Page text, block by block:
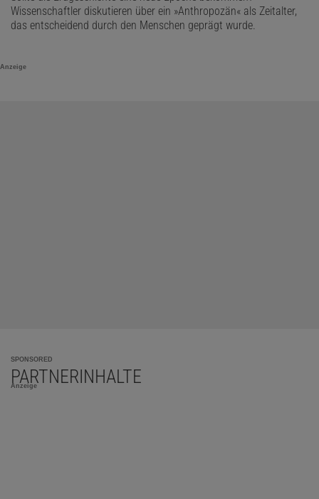
Wissenschaftler diskutieren über ein »Anthropozän« als Zeitalter,
das entscheidend durch den Menschen geprägt wurde.
Anzeige
SPONSORED
PARTNERINHALTE
Anzeige